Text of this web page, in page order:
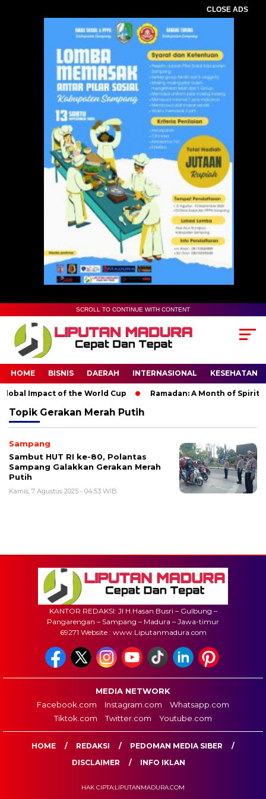
CLOSE ADS
SCROLL TO CONTINUE WITH CONTENT
HOME BISNIS DAERAH INTERNASIONAL KESEHATAN
Impact of the World Cup Ramadan: A Month of
Topik Gerakan Merah Putih
Sampang
Sambut HUT RI ke-80, Polantas
Sampang Galakkan Gerakan Merah
Putih
Kamis, 7 Agustus 2025 - 04:53 WIB
KANTOR REDAKSI: Jl H.Hasan Busri – Gulbung –
Pangarengan – Sampang – Madura – Jawa-timur
69271 Website : www.Liputanmadura.com
MEDIA NETWORK
Facebook.com
Instagram.com
Whatsapp.com
Tiktok.com
Twitter.com Youtube.com
HOME REDAKSI
PEDOMAN MEDIA SIBER
DISCLAIMER
INFO IKLAN
HAK CIPTA:LIPUTANMADURA.COM